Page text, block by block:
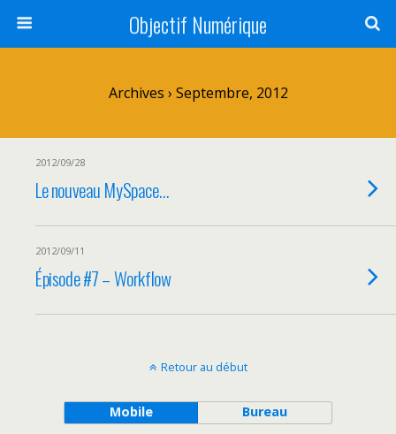
Objectif Numérique
Archives › Septembre, 2012
2012/09/28
Le nouveau MySpace…
2012/09/11
Épisode #7 – Workflow
Retour au début
Mobile Bureau